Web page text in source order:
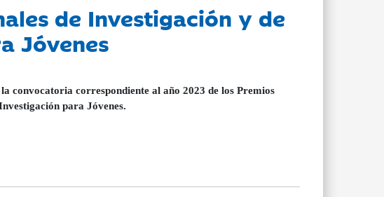
de Investigación y de
Jóvenes
convocatoria correspondiente al año 2023 de los Premios
para Jóvenes.